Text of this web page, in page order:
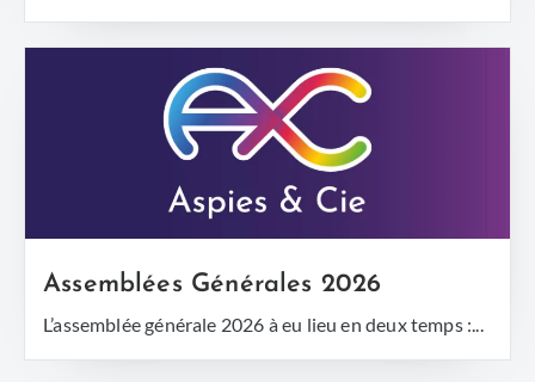
Assemblées Générales 2026
L’assemblée générale 2026 à eu lieu en deux temps :...